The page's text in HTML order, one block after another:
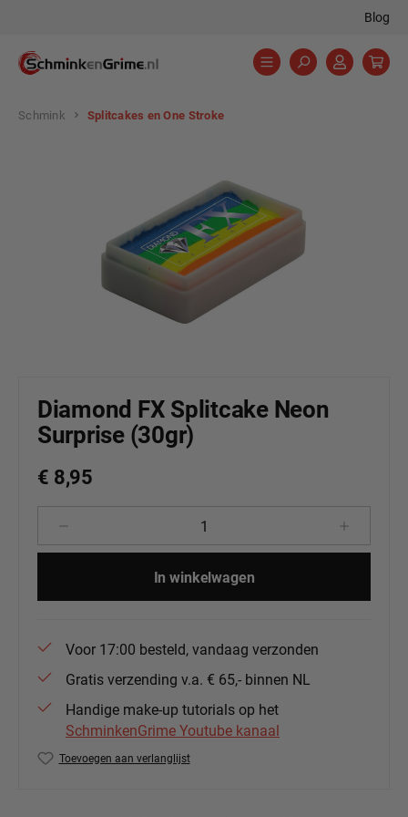
Blog
Schmink Splitcakes en One Stroke
Diamond FX Splitcake Neon
Surprise (30gr)
€ 8,95
Producthoeveelheid: Voer de
In winkelwagen
Voor 17:00 besteld, vandaag verzonden
Gratis verzending v.a. € 65,- binnen NL
Handige make-up tutorials op het
SchminkenGrime Youtube kanaal
Toevoegen aan verlanglijst